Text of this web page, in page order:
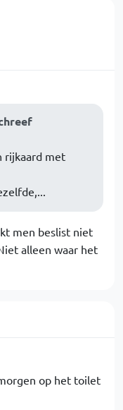
rijkaard met
men beslist niet
alleen waar het
op het toilet